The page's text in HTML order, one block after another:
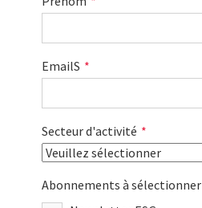
EmailS *
Secteur d'activité *
Abonnements à sélectionner